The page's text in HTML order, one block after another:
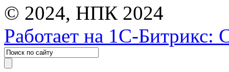
© 2024, НПК 2024
Работает на 1С-Битрикс: